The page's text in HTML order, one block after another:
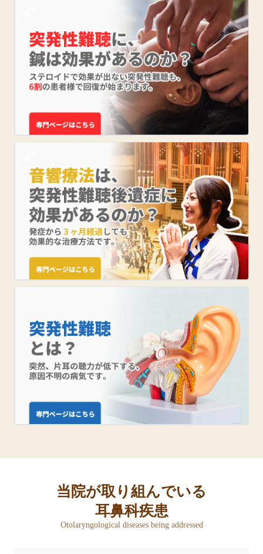
当院が取り組んでいる
耳鼻科疾患
Otolaryngological diseases being addressed